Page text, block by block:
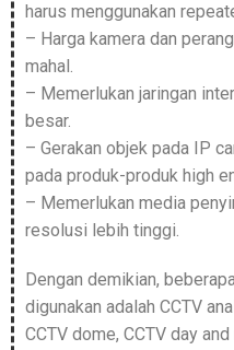
harus menggunakan
– Harga kamera dan
mahal.
– Memerlukan jaringan
besar.
– Gerakan objek pada IP
pada produk-produk high
– Memerlukan media
resolusi lebih tinggi.
Dengan demikian,
digunakan adalah CCTV
CCTV dome, CCTV day